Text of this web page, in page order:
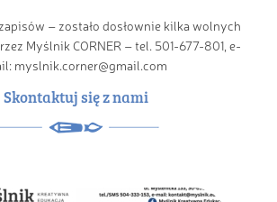
– zostało dosłownie kilka wolnych
Myślnik CORNER – tel. 501-677-801, e-
myslnik.corner@gmail.com
Skontaktuj się z nami